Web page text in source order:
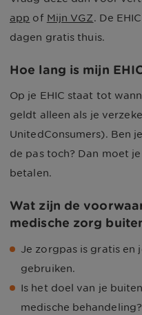
app of Mijn VGZ. De
dagen gratis thuis.
Hoe lang is mijn
Op je EHIC staat tot
geldt alleen als je
UnitedConsumers). Ben
de pas toch? Dan moet
betalen.
Wat zijn de
medische zorg
Je zorgpas is gratis en
gebruiken.
Is het doel van je
medische